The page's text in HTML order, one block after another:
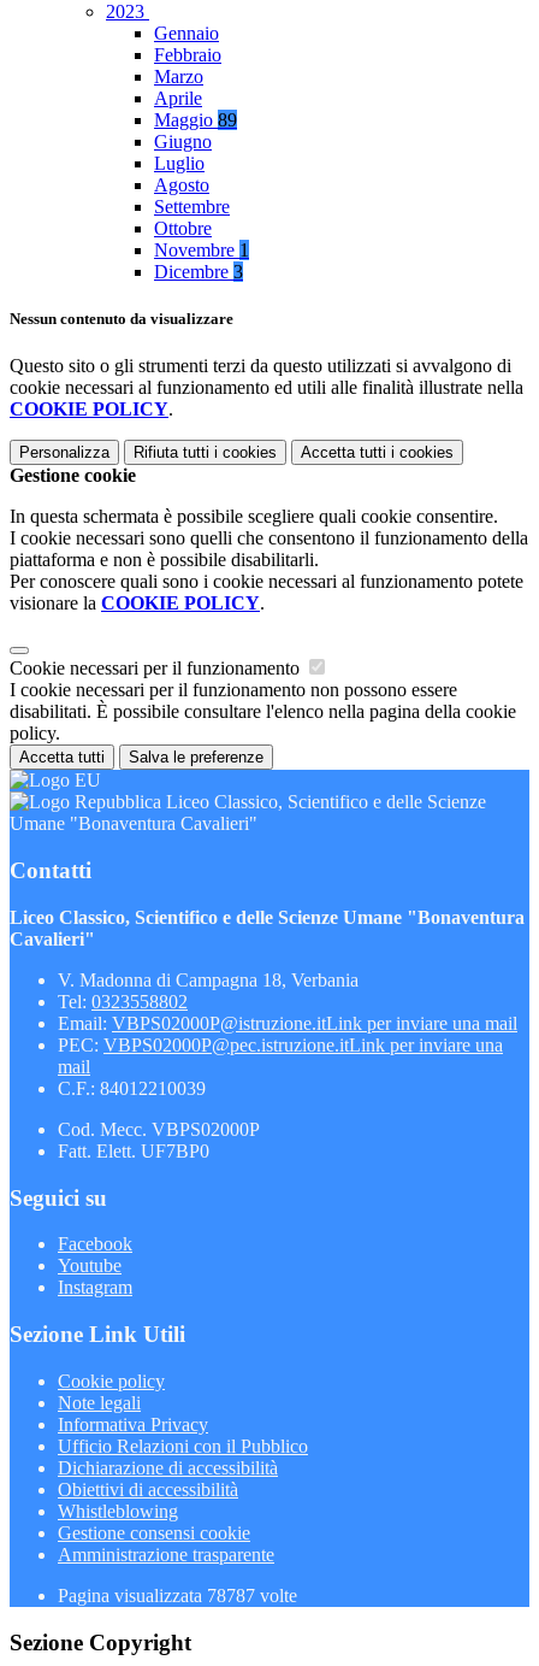
2023
Gennaio
Febbraio
Marzo
Aprile
Maggio 89
Giugno
Luglio
Agosto
Settembre
Ottobre
Novembre 1
Dicembre 3
Nessun contenuto da visualizzare
Questo sito o gli strumenti terzi da questo utilizzati si avvalgono di
cookie necessari al funzionamento ed utili alle finalità illustrate nella
COOKIE POLICY.
Personalizza Rifiuta tutti i cookies Accetta tutti i cookies
Gestione cookie
In questa schermata è possibile scegliere quali cookie consentire.
I cookie necessari sono quelli che consentono il funzionamento della
piattaforma e non è possibile disabilitarli.
Per conoscere quali sono i cookie necessari al funzionamento potete
visionare la COOKIE POLICY.
Cookie necessari per il funzionamento
I cookie necessari per il funzionamento non possono essere
disabilitati. È possibile consultare l'elenco nella pagina della cookie
policy.
Accetta tutti Salva le preferenze
Liceo Classico, Scientifico e delle Scienze
Umane "Bonaventura Cavalieri"
Contatti
Liceo Classico, Scientifico e delle Scienze Umane "Bonaventura
Cavalieri"
V. Madonna di Campagna 18, Verbania
Tel: 0323558802
Email: VBPS02000P@istruzione.itLink per inviare una mail
PEC: VBPS02000P@pec.istruzione.itLink per inviare una
mail
C.F.: 84012210039
Cod. Mecc. VBPS02000P
Fatt. Elett. UF7BP0
Seguici su
Facebook
Youtube
Instagram
Sezione Link Utili
Cookie policy
Note legali
Informativa Privacy
Ufficio Relazioni con il Pubblico
Dichiarazione di accessibilità
Obiettivi di accessibilità
Whistleblowing
Gestione consensi cookie
Amministrazione trasparente
Pagina visualizzata 78787 volte
Sezione Copyright